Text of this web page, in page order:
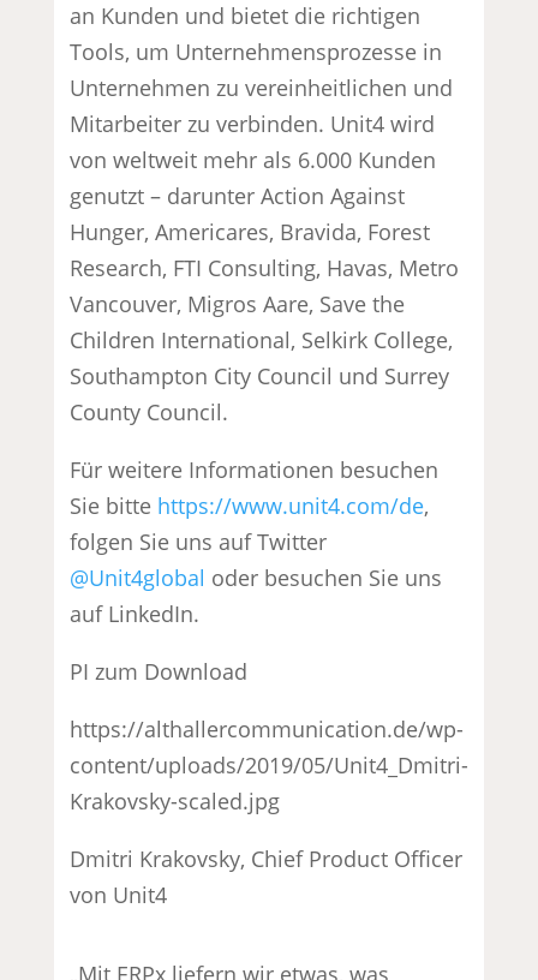
an Kunden und bietet die richtigen
Tools, um Unternehmensprozesse in
Unternehmen zu vereinheitlichen und
Mitarbeiter zu verbinden. Unit4 wird
von weltweit mehr als 6.000 Kunden
genutzt – darunter Action Against
Hunger, Americares, Bravida, Forest
Research, FTI Consulting, Havas, Metro
Vancouver, Migros Aare, Save the
Children International, Selkirk College,
Southampton City Council und Surrey
County Council.
Für weitere Informationen besuchen
Sie bitte https://www.unit4.com/de,
folgen Sie uns auf Twitter
@Unit4global oder besuchen Sie uns
auf LinkedIn.
PI zum Download
https://althallercommunication.de/wp-
content/uploads/2019/05/Unit4_Dmitri-
Krakovsky-scaled.jpg
Dmitri Krakovsky, Chief Product Officer
von Unit4
„Mit ERPx liefern wir etwas, was